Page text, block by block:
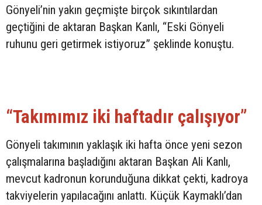
Gönyeli’nin yakın geçmişte birçok sıkıntılardan
geçtiğini de aktaran Başkan Kanlı, “Eski Gönyeli
ruhunu geri getirmek istiyoruz” şeklinde konuştu.
“Takımımız iki haftadır çalışıyor”
Gönyeli takımının yaklaşık iki hafta önce yeni sezon
çalışmalarına başladığını aktaran Başkan Ali Kanlı,
mevcut kadronun korunduğuna dikkat çekti, kadroya
takviyelerin yapılacağını anlattı. Küçük Kaymaklı’dan